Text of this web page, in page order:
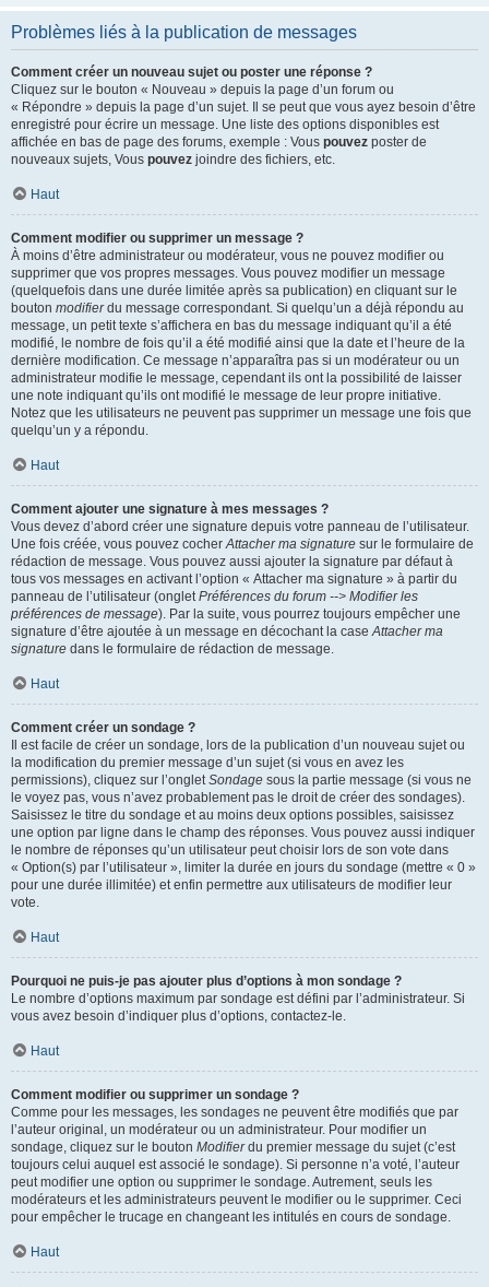
Problèmes liés à la publication de messages
Comment créer un nouveau sujet ou poster une réponse ?
Cliquez sur le bouton « Nouveau » depuis la page d’un forum ou
« Répondre » depuis la page d’un sujet. Il se peut que vous ayez besoin d’être
enregistré pour écrire un message. Une liste des options disponibles est
affichée en bas de page des forums, exemple : Vous pouvez poster de
nouveaux sujets, Vous pouvez joindre des fichiers, etc.
Haut
Comment modifier ou supprimer un message ?
À moins d’être administrateur ou modérateur, vous ne pouvez modifier ou
supprimer que vos propres messages. Vous pouvez modifier un message
(quelquefois dans une durée limitée après sa publication) en cliquant sur le
bouton modifierdu message correspondant. Si quelqu’un a déjà répondu au
message, un petit texte s’affichera en bas du message indiquant qu’il a été
modifié, le nombre de fois qu’il a été modifié ainsi que la date et l’heure de la
dernière modification. Ce message n’apparaîtra pas si un modérateur ou un
administrateur modifie le message, cependant ils ont la possibilité de laisser
une note indiquant qu’ils ont modifié le message de leur propre initiative.
Notez que les utilisateurs ne peuvent pas supprimer un message une fois que
quelqu’un y a répondu.
Haut
Comment ajouter une signature à mes messages ?
Vous devez d’abord créer une signature depuis votre panneau de l’utilisateur.
Une fois créée, vous pouvez cocherAttacher ma signature sur le formulaire de
rédaction de message. Vous pouvez aussi ajouter la signature par défaut à
tous vos messages en activant l’option « Attacher ma signature » à partir du
panneau de l’utilisateur (ongletPréférences du forum --> Modifier les
préférences de message). Par la suite, vous pourrez toujours empêcher une
signature d’être ajoutée à un message en décochant la caseAttacher ma
signature dans le formulaire de rédaction de message.
Haut
Comment créer un sondage ?
Il est facile de créer un sondage, lors de la publication d’un nouveau sujet ou
la modification du premier message d’un sujet (si vous en avez les
permissions), cliquez sur l’ongletSondage sous la partie message (si vous ne
le voyez pas, vous n’avez probablement pas le droit de créer des sondages).
Saisissez le titre du sondage et au moins deux options possibles, saisissez
une option par ligne dans le champ des réponses. Vous pouvez aussi indiquer
le nombre de réponses qu’un utilisateur peut choisir lors de son vote dans
« Option(s) par l’utilisateur », limiter la durée en jours du sondage (mettre « 0 »
pour une durée illimitée) et enfin permettre aux utilisateurs de modifier leur
vote.
Haut
Pourquoi ne puis-je pas ajouter plus d’options à mon sondage ?
Le nombre d’options maximum par sondage est défini par l’administrateur. Si
vous avez besoin d’indiquer plus d’options, contactez-le.
Haut
Comment modifier ou supprimer un sondage ?
Comme pour les messages, les sondages ne peuvent être modifiés que par
l’auteur original, un modérateur ou un administrateur. Pour modifier un
sondage, cliquez sur le bouton Modifierdu premier message du sujet (c’est
toujours celui auquel est associé le sondage). Si personne n’a voté, l’auteur
peut modifier une option ou supprimer le sondage. Autrement, seuls les
modérateurs et les administrateurs peuvent le modifier ou le supprimer. Ceci
pour empêcher le trucage en changeant les intitulés en cours de sondage.
Haut